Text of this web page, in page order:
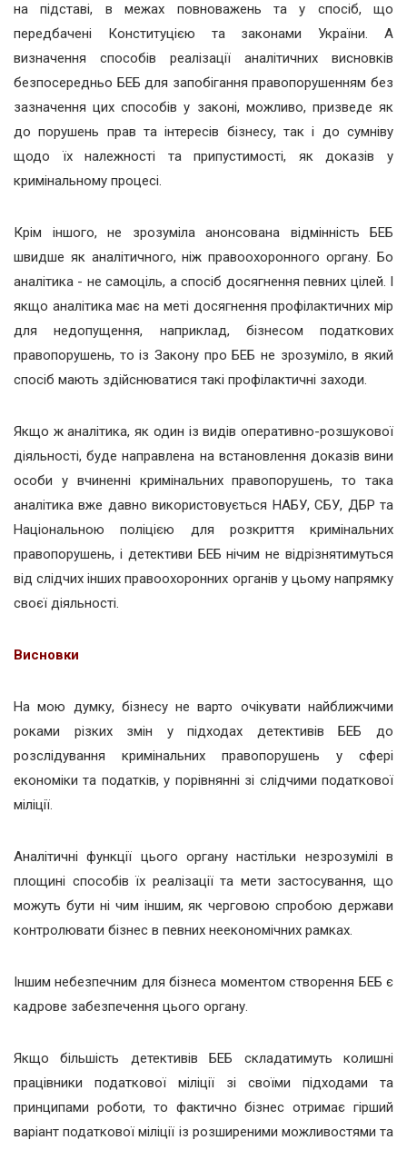
на підставі, в межах повноважень та у спосіб, що
передбачені Конституцією та законами України. А
визначення способів реалізації аналітичних висновків
безпосередньо БЕБ для запобігання правопорушенням без
зазначення цих способів у законі, можливо, призведе як
до порушень прав та інтересів бізнесу, так і до сумніву
щодо їх належності та припустимості, як доказів у
кримінальному процесі.
Крім іншого, не зрозуміла анонсована відмінність БЕБ
швидше як аналітичного, ніж правоохоронного органу. Бо
аналітика - не самоціль, а спосіб досягнення певних цілей. І
якщо аналітика має на меті досягнення профілактичних мір
для недопущення, наприклад, бізнесом податкових
правопорушень, то із Закону про БЕБ не зрозуміло, в який
спосіб мають здійснюватися такі профілактичні заходи.
Якщо ж аналітика, як один із видів оперативно-розшукової
діяльності, буде направлена на встановлення доказів вини
особи у вчиненні кримінальних правопорушень, то така
аналітика вже давно використовується НАБУ, СБУ, ДБР та
Національною поліцією для розкриття кримінальних
правопорушень, і детективи БЕБ нічим не відрізнятимуться
від слідчих інших правоохоронних органів у цьому напрямку
своєї діяльності.
Висновки
На мою думку, бізнесу не варто очікувати найближчими
роками різких змін у підходах детективів БЕБ до
розслідування кримінальних правопорушень у сфері
економіки та податків, у порівнянні зі слідчими податкової
міліції.
Аналітичні функції цього органу настільки незрозумілі в
площині способів їх реалізації та мети застосування, що
можуть бути ні чим іншим, як черговою спробою держави
контролювати бізнес в певних неекономічних рамках.
Іншим небезпечним для бізнеса моментом створення БЕБ є
кадрове забезпечення цього органу.
Якщо більшість детективів БЕБ складатимуть колишні
працівники податкової міліції зі своїми підходами та
принципами роботи, то фактично бізнес отримає гірший
варіант податкової міліції із розширеними можливостями та